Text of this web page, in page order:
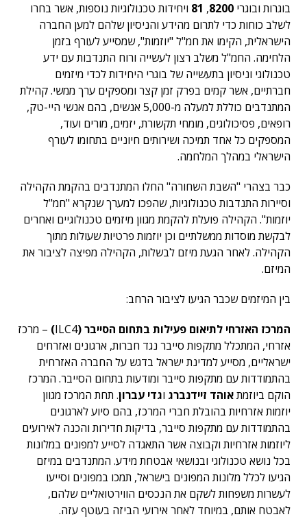
בוגרות ובוגרי 8200
,
81 ויחידות טכנולוגיות נוספות, אשר בחרו
לשלב כוחות כדי לתרום מהידע והניסיון שלהם למען החברה
הישראלית, הקימו את חמ"ל "יוזמות", שמסייע לעורף בזמן
הלחימה. החמ"ל משלב רצון לעשייה ורוח התנדבות עם ידע
טכנולוגי וניסיון בתעשייה של בוגרי היחידות לכדי מיזמים
חברתיים, אשר קמים בפרק זמן קצר ומספקים ערך ממשי. קהילת
המתנדבים כוללת למעלה מ-5,000 אנשים, בהם אנשי היי-טק,
רופאים, פסיכולוגים, מומחי תקשורת, יזמים, מורים ועוד,
המספקים כל אחד תמיכה ושירותים חיוניים בתחומו לעורף
הישראלי במהלך המלחמה.
כבר בצהרי "השבת השחורה" החלו המתנדבים בהקמת הקהילה
וסיירות התנדבות טכנולוגיות, שהפכו למערך שנקרא "חמ"ל
יוזמות". הקהילה פועלת להקמת מגוון מיזמים טכנולוגיים ואחרים
לבקשת מוסדות ממשלתיים וכן יוזמות פרטיות שעולות מתוך
הקהילה. לאחר הגעת מיזם לבשלות, הקהילה מפיצה לציבור את
המיזם.
בין המיזמים שכבר הגיעו לציבור הרחב:
המרכז האזרחי לתיאום פעילות בתחום הסייבר (ILC4
) – מרכז
אזרחי, המתכלל מתקפות סייבר נגד חברות, ארגונים ואזרחים
ישראליים, מסייע למדינת ישראל בדגש על החברה האזרחית
בהתמודדות עם מתקפות סייבר ומודעות בתחום הסייבר. המרכז
הוקם ביוזמתאוהד זיידנברג וגדי עברון. תחת המרכז מגוון
יוזמות אזרחיות בהובלת חברי המרכז, בהם סיוע לארגונים
בהתמודדות עם מתקפות סייבר, בדיקות חדירות והכנה לאירועים
ליוזמות אזרחיות וקבוצה אשר התאגדה לסייע למפונים במלונות
בכל נושא טכנולוגי ובנושאי אבטחת מידע. המתנדבים במיזם
הגיעו לכלל מלונות המפונים בישראל, תמכו במפונים וסייעו
לעשרות משפחות לשקם את הנכסים הווירטואליים שלהם,
לאבטח אותם, במיוחד לאחר אירועי הביזה בעוטף עזה.